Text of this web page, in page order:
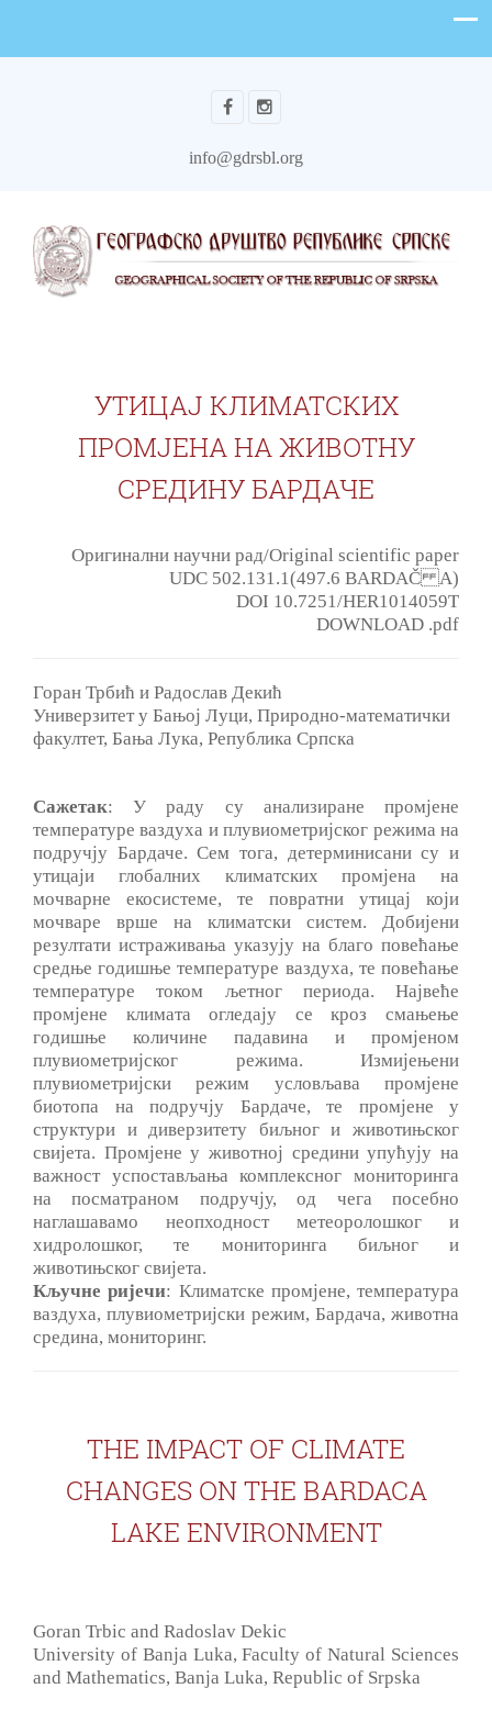
info@gdrsbl.org
УТИЦАЈ КЛИМАТСКИХ
ПРОМЈЕНА НА ЖИВОТНУ
СРЕДИНУ БАРДАЧЕ
Оригинални научни рад/Original scientific paper
UDC 502.131.1(497.6 BARDAČ A)
DOI 10.7251/HER1014059T
DOWNLOAD .pdf
Горан Трбић и Радослав Декић
Универзитет у Бањој Луци, Природно-математички
факултет, Бања Лука, Република Српска
Сажетак: У раду су анализиране промјене
температуре ваздуха и плувиометријског режима на
подручју Бардаче. Сем тога, детерминисани су и
утицаји глобалних климатских промјена на
мочварне екосистеме, те повратни утицај који
мочваре врше на климатски систем. Добијени
резултати истраживања указују на благо повећање
средње годишње температуре ваздуха, те повећање
температуре током љетног периода. Највеће
промјене климата огледају се кроз смањење
годишње количине падавина и промјеном
плувиометријског режима. Измијењени
плувиометријски режим условљава промјене
биотопа на подручју Бардаче, те промјене у
структури и диверзитету биљног и животињског
свијета. Промјене у животној средини упућују на
важност успостављања комплексног мониторинга
на посматраном подручју, од чега посебно
наглашавамо неопходност метеоролошког и
хидролошког, те мониторинга биљног и
животињског свијета.
Кључне ријечи: Климатске промјене, температура
ваздуха, плувиометријски режим, Бардача, животна
средина, мониторинг.
THE IMPACT OF CLIMATE
CHANGES ON THE BARDACA
LAKE ENVIRONMENT
Goran Trbic and Radoslav Dekic
University of Banja Luka, Faculty of Natural Sciences
and Mathematics, Banja Luka, Republic of Srpska